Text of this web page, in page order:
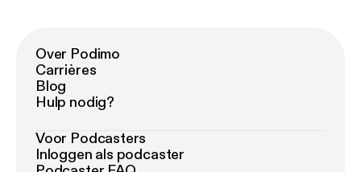
Over Podimo
Carrières
Blog
Hulp nodig?
Voor Podcasters
Inloggen als podcaster